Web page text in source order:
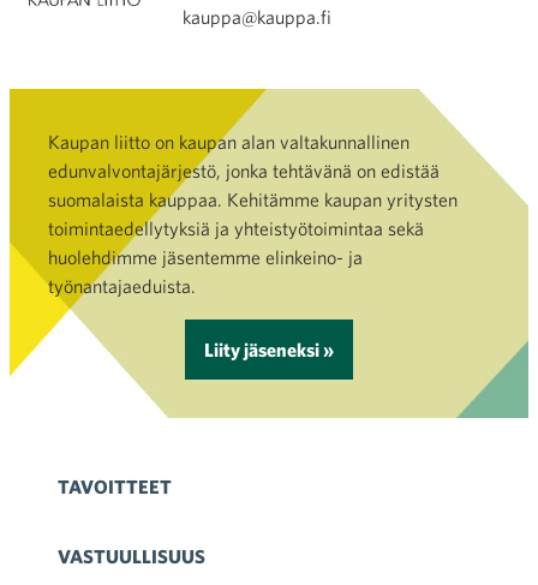
kauppa@kauppa.fi
Kaupan liitto on kaupan alan valtakunnallinen
edunvalvontajärjestö, jonka tehtävänä on edistää
suomalaista kauppaa. Kehitämme kaupan yritysten
toimintaedellytyksiä ja yhteistyötoimintaa sekä
huolehdimme jäsentemme elinkeino- ja
työnantajaeduista.
Liity jäseneksi »
TAVOITTEET
VASTUULLISUUS